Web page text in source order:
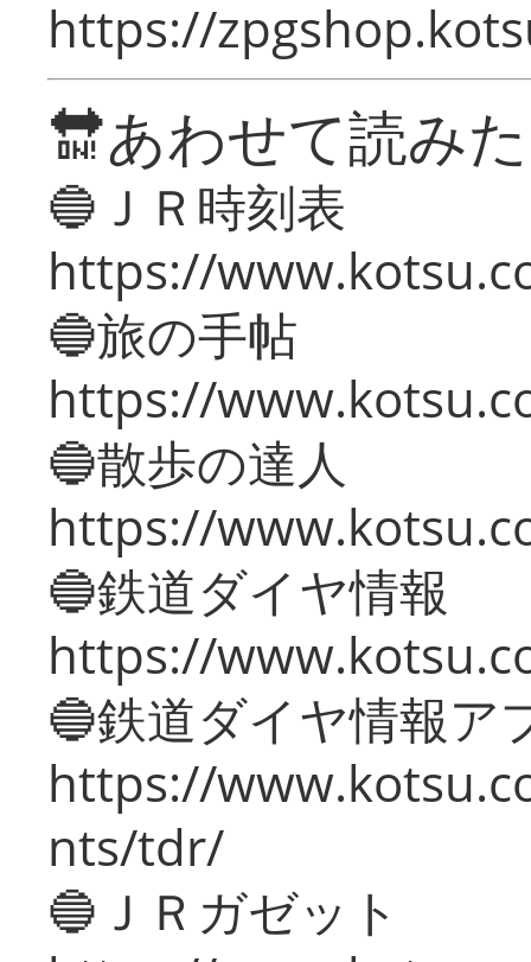
https://
🔛あわせて読み
🔵ＪＲ時刻表
https://
🔵旅の手帖
https://
🔵散歩の達人
https://
🔵鉄道ダイヤ情報
https://
🔵鉄道ダイヤ情報ア
https://
nts/tdr/
🔵ＪＲガゼット